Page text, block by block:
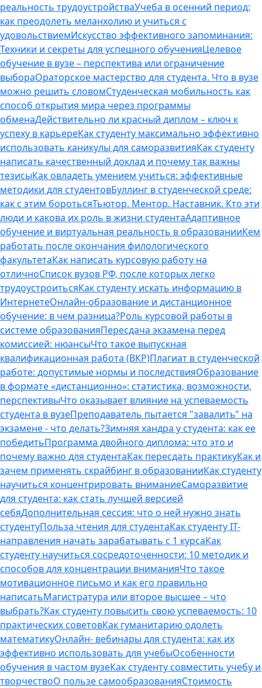
реальность трудоустройстваУчеба в осенний период:
как преодолеть меланхолию и учиться с
удовольствиемИскусство эффективного запоминания:
Техники и секреты для успешного обученияЦелевое
обучение в вузе – перспектива или ограничение
выбораОраторское мастерство для студента. Что в вузе
можно решить словомСтуденческая мобильность как
способ открытия мира через программы
обменаДействительно ли красный диплом – ключ к
успеху в карьереКак студенту максимально эффективно
использовать каникулы для саморазвитияКак студенту
написать качественный доклад и почему так важны
тезисыКак овладеть умением учиться: эффективные
методики для студентовБуллинг в студенческой среде:
как с этим боротьсяТьютор. Ментор. Наставник. Кто эти
люди и какова их роль в жизни студентаАдаптивное
обучение и виртуальная реальность в образованииКем
работать после окончания филологического
факультетаКак написать курсовую работу на
отличноСписок вузов РФ, после которых легко
трудоустроитьсяКак студенту искать информацию в
ИнтернетеОнлайн-образование и дистанционное
обучение: в чем разница?Роль курсовой работы в
системе образованияПересдача экзамена перед
комиссией: нюансыЧто такое выпускная
квалификационная работа (ВКР)Плагиат в студенческой
работе: допустимые нормы и последствияОбразование
в формате «дистанционно»: статистика, возможности,
перспективыЧто оказывает влияние на успеваемость
студента в вузеПреподаватель пытается "завалить" на
экзамене - что делать?Зимняя хандра у студента: как ее
победитьПрограмма двойного диплома: что это и
почему важно для студентаКак пересдать практикуКак и
зачем применять скрайбинг в образованииКак студенту
научиться концентрировать вниманиеСаморазвитие
для студента: как стать лучшей версией
себяДополнительная сессия: что о ней нужно знать
студентуПольза чтения для студентаКак студенту IT-
направления начать зарабатывать с 1 курсаКак
студенту научиться сосредоточенности: 10 методик и
способов для концентрации вниманияЧто такое
мотивационное письмо и как его правильно
написатьМагистратура или второе высшее – что
выбрать?Как студенту повысить свою успеваемость: 10
практических советовКак гуманитарию одолеть
математикуОнлайн- вебинары для студента: как их
эффективно использовать для учебыОсобенности
обучения в частом вузеКак студенту совместить учебу и
творчествоО пользе самообразованияСтоимость